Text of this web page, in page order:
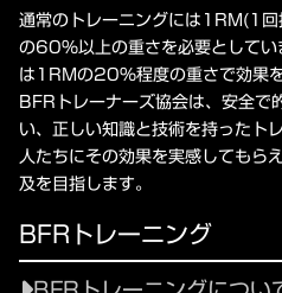
通常のトレーニングには1RM(1
の60%以上の重さを必要として
は1RMの20%程度の重さで効果
BFRトレーナーズ協会は、安全で
い、正しい知識と技術を持ったト
人たちにその効果を実感してもら
及を目指します。
BFRトレーニング